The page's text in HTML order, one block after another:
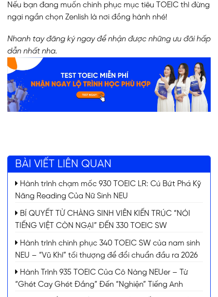
Nếu bạn đang muốn chinh phục mục tiêu TOEIC thì đừng
ngại ngần chọn Zenlish là nơi đồng hành nhé!
Nhanh tay đăng ký ngay để nhận được những ưu đãi hấp
dẫn nhất nha.
BÀI VIẾT LIÊN QUAN
Hành trình chạm mốc 930 TOEIC LR: Cú Bứt Phá Kỹ
Năng Reading Của Nữ Sinh NEU
BÍ QUYẾT TỪ CHÀNG SINH VIÊN KIẾN TRÚC “NÓI
TIẾNG VIỆT CÒN NGẠI” ĐẾN 330 TOEIC SW
Hành trình chinh phục 340 TOEIC SW của nam sinh
NEU – “Vũ Khí” tối thượng để đổi chuẩn đầu ra 2026
Hành Trình 935 TOEIC Của Cô Nàng NEUer – Từ
“Ghét Cay Ghét Đắng” Đến “Nghiện” Tiếng Anh